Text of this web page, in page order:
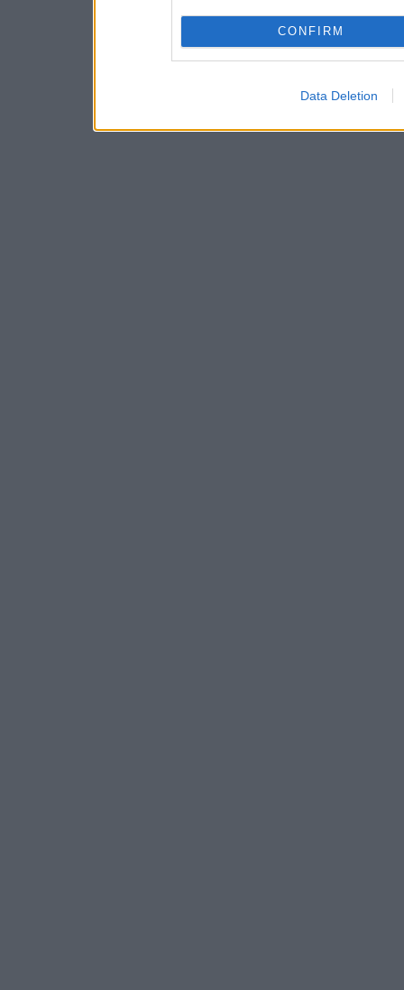
CONFIRM
Data Deletion